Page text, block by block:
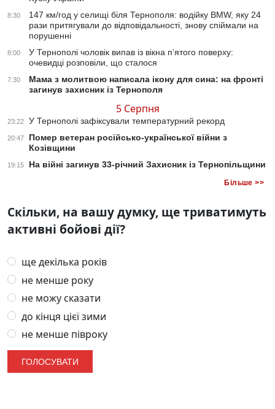
8:30
147 км/год у селищі біля Тернополя: водійку BMW, яку 24
рази притягували до відповідальності, знову спіймали на
порушенні
8:00
У Тернополі чоловік випав із вікна п’ятого поверху:
очевидці розповіли, що сталося
7:30
Мама з молитвою написала ікону для сина: на фронті
загинув захисник із Тернополя
5 Серпня
23:22 У Тернополі зафіксували температурний рекорд
20:47
Помер ветеран російсько-української війни з
Козівщини
19:15 На війні загинув 33-річний Захисник із Тернопільщини
Більше >>
Скільки, на вашу думку, ще триватимуть
активні бойові дії?
ще декілька років
не менше року
не можу сказати
до кінця цієї зими
не менше півроку